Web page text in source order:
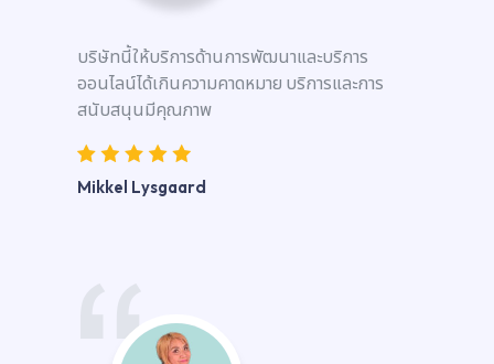
บริษัทนี้ให้บริการด้านการพัฒนาและบริการ
ออนไลน์ได้เกินความคาดหมาย บริการและการ
สนับสนุนมีคุณภาพ
Mikkel Lysgaard